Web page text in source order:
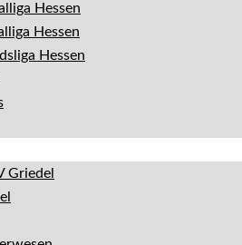
Hessen
Hessen
Hessen
Griedel